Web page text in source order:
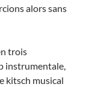
alors sans
trois
instrumentale,
kitsch musical